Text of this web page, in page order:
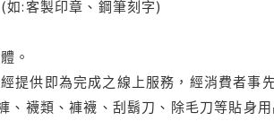
:客製印章、鋼筆刻字)
。
提供即為完成之線上服務，經消費者事
、襪類、褲襪、刮鬍刀、除毛刀等貼身